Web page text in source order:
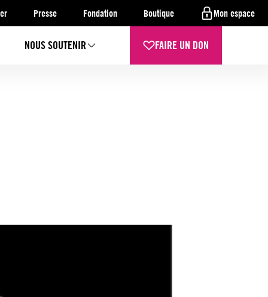
Presse Fondation Boutique Mon espace
NOUS SOUTENIR FAIRE UN DON